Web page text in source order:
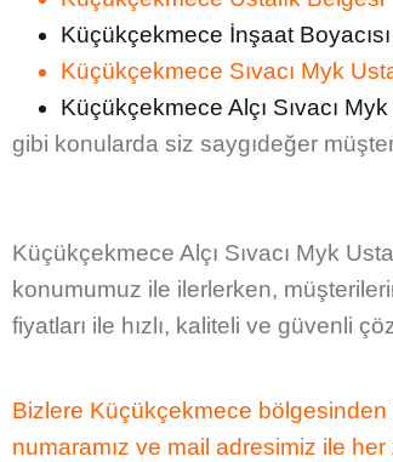
Küçükçekmece İnşaat
Küçükçekmece Sıvacı Myk
Küçükçekmece Alçı Sıvacı
gibi konularda siz saygıdeğer
Küçükçekmece Alçı Sıvacı Myk
konumumuz ile ilerlerken,
fiyatları ile hızlı, kaliteli ve güvenli
Bizlere Küçükçekmece bölgesinden
numaramız ve mail adresimiz ile her